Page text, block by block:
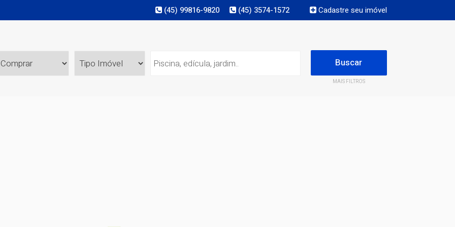
Cadastre seu imóvel
(45) 3574-1572
(45) 99816-9820
MAIS FILTROS